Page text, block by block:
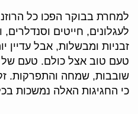
למחרת בבוקר הפכו כל
לעגלונים, חייטים
זבניות ומבשלות, אבל
טעם טוב אצל כולם. טעם
שובבות, שמחה והתפרקות.
כי החגיגות האלה נמשכות